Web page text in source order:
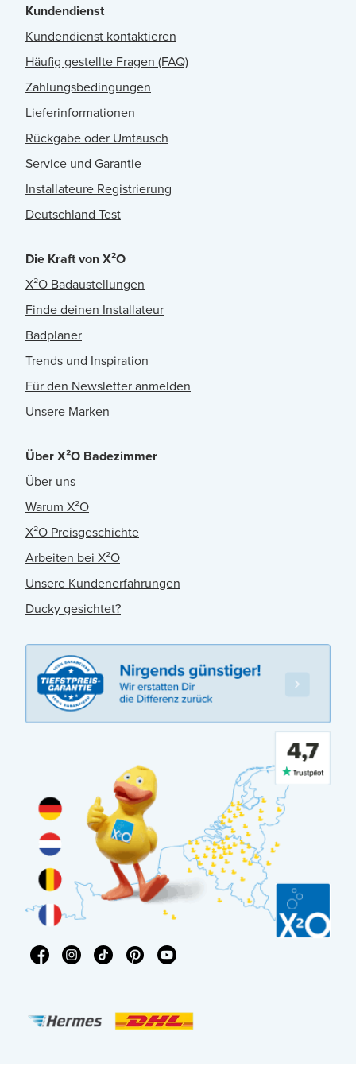
Kundendienst
Kundendienst kontaktieren
Häufig gestellte Fragen (FAQ)
Zahlungsbedingungen
Lieferinformationen
Rückgabe oder Umtausch
Service und Garantie
Installateure Registrierung
Deutschland Test
Die Kraft von X²O
X²O Badaustellungen
Finde deinen Installateur
Badplaner
Trends und Inspiration
Für den Newsletter anmelden
Unsere Marken
Über X²O Badezimmer
Über uns
Warum X²O
X²O Preisgeschichte
Arbeiten bei X²O
Unsere Kundenerfahrungen
Ducky gesichtet?